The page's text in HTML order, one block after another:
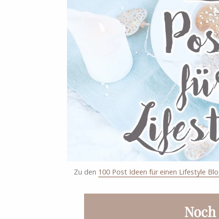
Zu den 100 Post Ideen für einen Lifestyle